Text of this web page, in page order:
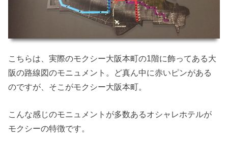
こちらは、実際のモクシー大阪本町の1階に飾ってある大
阪の路線図のモニュメント。ど真ん中に赤いピンがある
のですが、そこがモクシー大阪本町。
こんな感じのモニュメントが多数あるオシャレホテルが
モクシーの特徴です。